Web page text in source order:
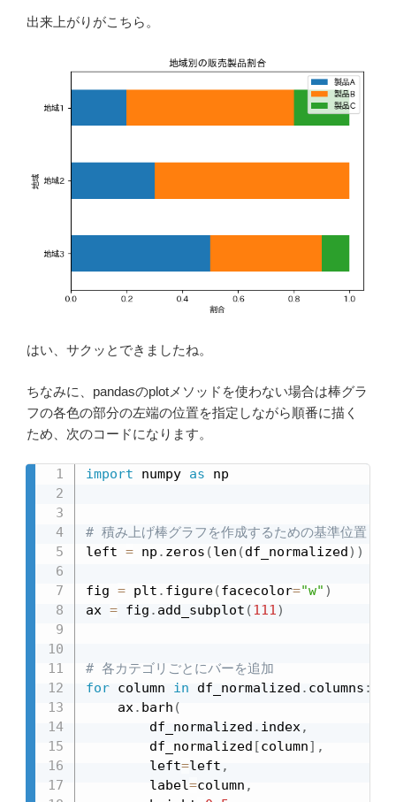
出来上がりがこちら。
はい、サクッとできましたね。
ちなみに、pandasのplotメソッドを使わない場合は棒グラ
フの各色の部分の左端の位置を指定しながら順番に描く
ため、次のコードになります。
import numpy as np
# 積み上げ棒グラフを作成するための基準位置
left = np . zeros (len (df_normalized) )
fig = plt . figure(facecolor="w" )
ax = fig . add_subplot (111)
# 各カテゴリごとにバーを追加
for column in df_normalized . columns :
    ax
. barh (
        df_normalized
. index,
        df_normalized
[column] ,
        left
=left ,
        label
=column ,